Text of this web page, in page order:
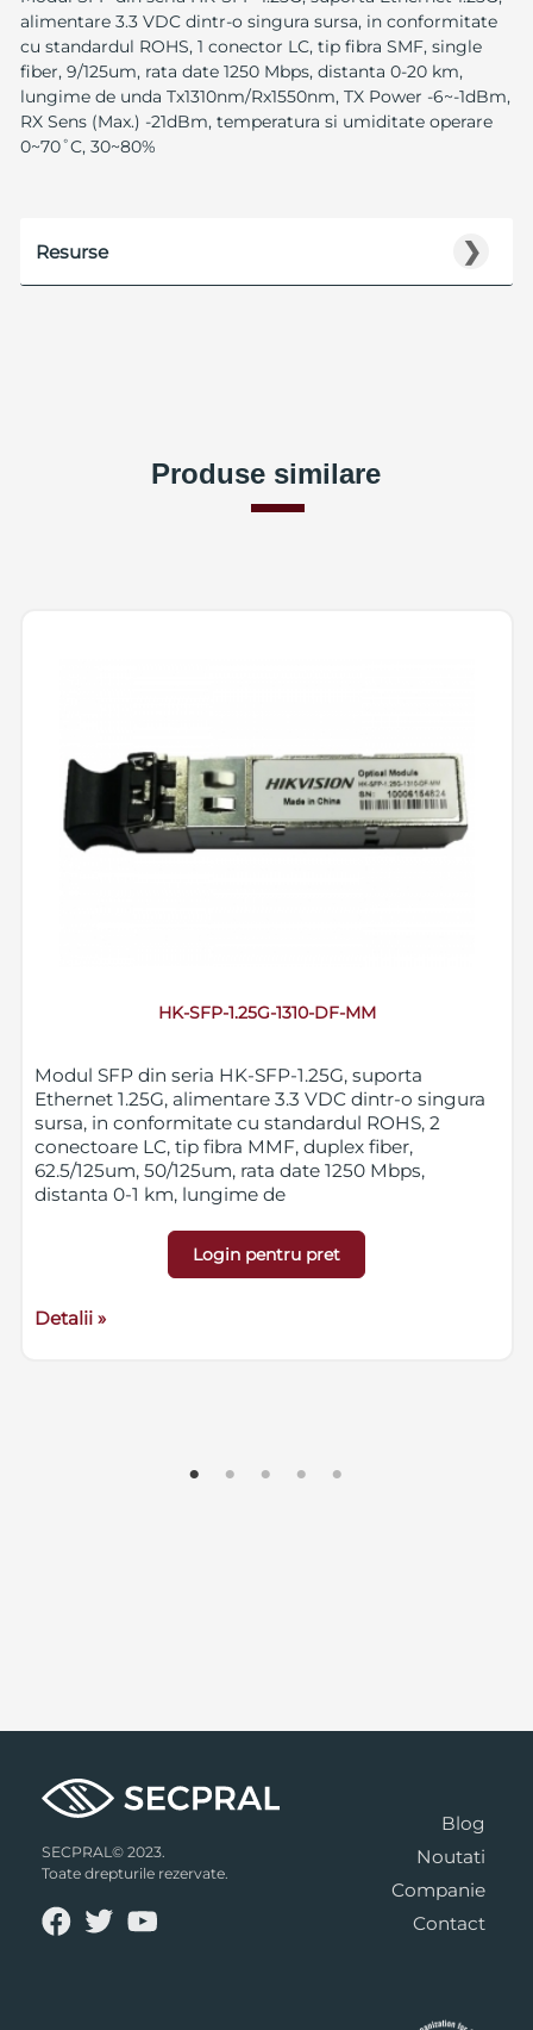
alimentare 3.3 VDC dintr-o singura sursa, in conformitate
cu standardul ROHS, 1 conector LC, tip fibra SMF, single
fiber, 9/125um, rata date 1250 Mbps, distanta 0-20 km,
lungime de unda Tx1310nm/Rx1550nm, TX Power -6~-1dBm,
RX Sens (Max.) -21dBm, temperatura si umiditate operare
0~70˚C, 30~80%
❯
Resurse
Produse similare
HK-SFP-1.25G-1310-DF-MM
Modul SFP din seria HK-SFP-1.25G, suporta
Ethernet 1.25G, alimentare 3.3 VDC dintr-o singura
sursa, in conformitate cu standardul ROHS, 2
conectoare LC, tip fibra MMF, duplex fiber,
62.5/125um, 50/125um, rata date 1250 Mbps,
distanta 0-1 km, lungime de
Sens (Max.) -20dBm, temperatura si umiditate
operare 0~70˚C, 30~80%
Login pentru pret
Detalii »
SECPRAL© 2023.
Toate drepturile rezervate.
Blog
Noutati
Companie
Contact